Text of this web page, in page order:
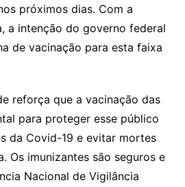
próximos dias. Com a
a intenção do governo federal
de vacinação para esta faixa
reforça que a vacinação das
para proteger esse público
da Covid-19 e evitar mortes
Os imunizantes são seguros e
Nacional de Vigilância